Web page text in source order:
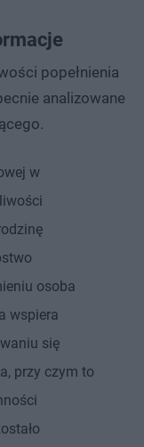
popełnienia
analizowane
w
osoba
wspiera
się
przy czym to